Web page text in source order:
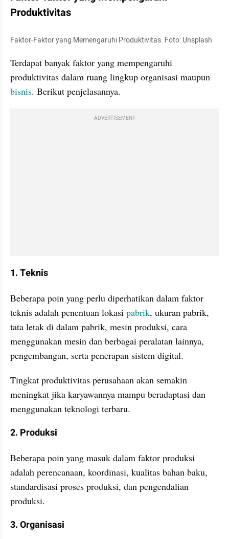
Produktivitas
Faktor-Faktor yang Memengaruhi Produktivitas. Foto: Unsplash
Terdapat banyak faktor yang mempengaruhi
bisnis. Berikut penjelasannya.
ADVERTISEMENT
1. Teknis
Beberapa poin yang perlu diperhatikan dalam faktor
teknis adalah penentuan lokasi pabrik, ukuran pabrik,
tata letak di dalam pabrik, mesin produksi, cara
menggunakan mesin dan berbagai peralatan lainnya,
pengembangan, serta penerapan sistem digital.
Tingkat produktivitas perusahaan akan semakin
meningkat jika karyawannya mampu beradaptasi dan
menggunakan teknologi terbaru.
2. Produksi
Beberapa poin yang masuk dalam faktor produksi
adalah perencanaan, koordinasi, kualitas bahan baku,
standardisasi proses produksi, dan pengendalian
produksi.
3. Organisasi